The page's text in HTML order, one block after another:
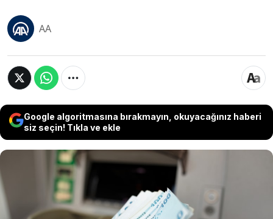
AA
Google algoritmasına bırakmayın, okuyacağınız haberi
siz seçin! Tıkla ve ekle
Aile ve Sosyal Hizmetler Bakanı Mahinur
Özdemir Göktaş, mayıs ayına yönelik toplam